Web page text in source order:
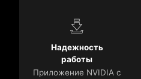
Надежность
работы
Приложение NVIDIA с